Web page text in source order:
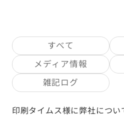
すべて
メディア情報
雑記ログ
印刷タイムス様に弊社につ